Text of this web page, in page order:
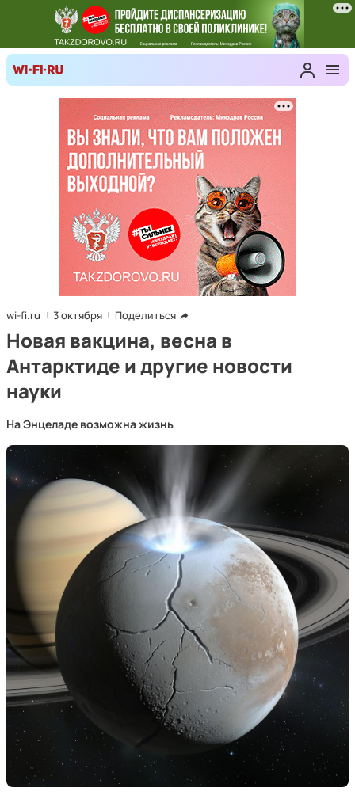
wi-fi.ru 3 октября Поделиться
Новая вакцина, весна в
Антарктиде и другие новости
науки
На Энцеладе возможна жизнь